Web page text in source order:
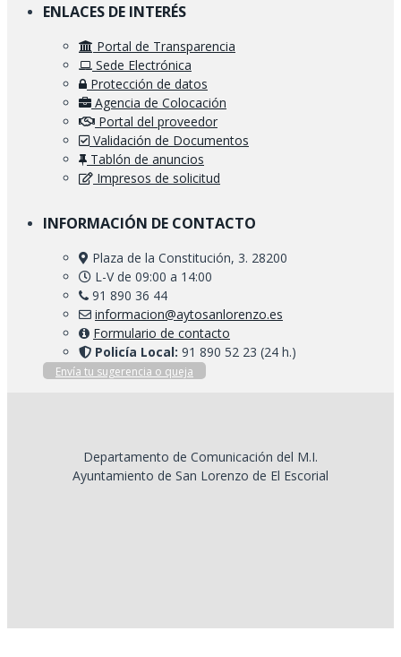
ENLACES DE INTERÉS
Portal de Transparencia
Sede Electrónica
Protección de datos
Agencia de Colocación
Portal del proveedor
Validación de Documentos
Tablón de anuncios
Impresos de solicitud
INFORMACIÓN DE CONTACTO
Plaza de la Constitución, 3. 28200
L-V de 09:00 a 14:00
91 890 36 44
informacion@aytosanlorenzo.es
Formulario de contacto
Policía Local: 91 890 52 23 (24 h.)
Envía tu sugerencia o queja
Departamento de Comunicación del M.I.
Ayuntamiento de San Lorenzo de El Escorial